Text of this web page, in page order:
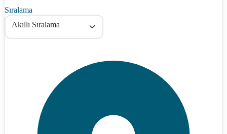
Sıralama
Akıllı Sıralama